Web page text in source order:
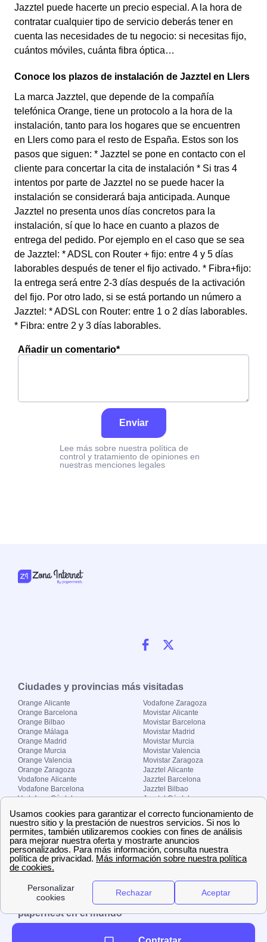
Jazztel puede hacerte un precio especial. A la hora de
contratar cualquier tipo de servicio deberás tener en
cuenta las necesidades de tu negocio: si necesitas fijo,
cuántos móviles, cuánta fibra óptica…
Conoce los plazos de instalación de Jazztel en Llers
La marca Jazztel, que depende de la compañía
telefónica Orange, tiene un protocolo a la hora de la
instalación, tanto para los hogares que se encuentren
en Llers como para el resto de España. Estos son los
pasos que siguen: * Jazztel se pone en contacto con el
cliente para concertar la cita de instalación * Si tras 4
intentos por parte de Jazztel no se puede hacer la
instalación se considerará baja anticipada. Aunque
Jazztel no presenta unos días concretos para la
instalación, sí que lo hace en cuanto a plazos de
entrega del pedido. Por ejemplo en el caso que se sea
de Jazztel: * ADSL con Router + fijo: entre 4 y 5 días
laborables después de tener el fijo activado. * Fibra+fijo:
la entrega será entre 2-3 días después de la activación
del fijo. Por otro lado, si se está portando un número a
Jazztel: * ADSL con Router: entre 1 o 2 días laborables.
* Fibra: entre 2 y 3 días laborables.
Añadir un comentario*
Enviar
Lee más sobre nuestra política de
control y tratamiento de opiniones en
nuestras menciones legales
Ciudades y provincias más visitadas
Orange Alicante
Orange Barcelona
Orange Bilbao
Orange Málaga
Orange Madrid
Orange Murcia
Orange Valencia
Orange Zaragoza
Vodafone Alicante
Vodafone Barcelona
Vodafone Córdoba
Vodafone Madrid
Vodafone Murcia
Vodafone Valencia
Vodafone Zaragoza
Movistar Alicante
Movistar Barcelona
Movistar Madrid
Movistar Murcia
Movistar Valencia
Movistar Zaragoza
Jazztel Alicante
Jazztel Barcelona
Jazztel Bilbao
Jazztel Córdoba
Jazztel Málaga
Jazztel Valencia
Jazztel Zaragoza
Sobre Zona-internet.com
¿Quiénes somos?
El grupo papernest
Aviso legal Nuestras ofertas de trabajo
papernest en el mundo
Reino Unido